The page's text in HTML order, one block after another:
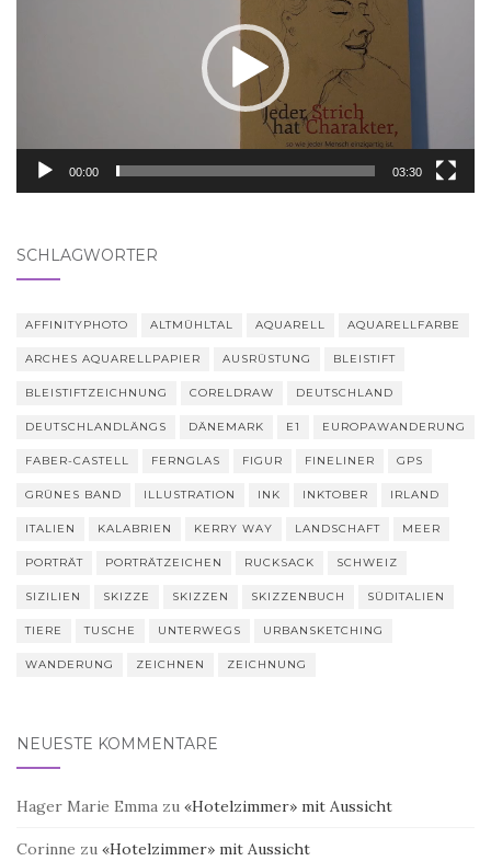
00:00 03:30
SCHLAGWÖRTER
AFFINITYPHOTO ALTMÜHLTAL AQUARELL AQUARELLFARBE
ARCHES AQUARELLPAPIER AUSRÜSTUNG BLEISTIFT
BLEISTIFTZEICHNUNG CORELDRAW DEUTSCHLAND
DEUTSCHLANDLÄNGS DÄNEMARK E1 EUROPAWANDERUNG
FABER-CASTELL FERNGLAS FIGUR FINELINER GPS
GRÜNES BAND ILLUSTRATION INK INKTOBER IRLAND
ITALIEN KALABRIEN KERRY WAY LANDSCHAFT MEER
PORTRÄT PORTRÄTZEICHEN RUCKSACK SCHWEIZ
SIZILIEN SKIZZE SKIZZEN SKIZZENBUCH SÜDITALIEN
TIERE TUSCHE UNTERWEGS URBANSKETCHING
WANDERUNG ZEICHNEN ZEICHNUNG
NEUESTE KOMMENTARE
Hager Marie Emma zu «Hotelzimmer» mit Aussicht
Corinne zu «Hotelzimmer» mit Aussicht